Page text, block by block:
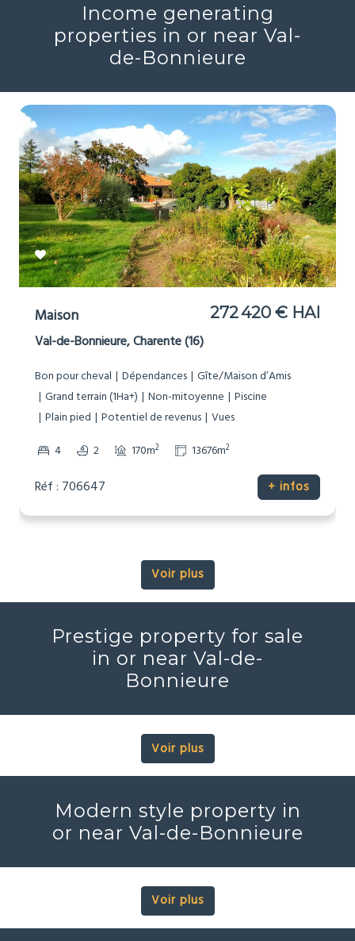
Income generating
properties in or near Val-
de-Bonnieure
Maison 272 420 € HAI
Val-de-Bonnieure, Charente (16)
Bon pour cheval Dépendances Gîte/Maison d’Amis
Grand terrain (1Ha+)
Non-mitoyenne
Piscine
Plain pied
Potentiel de revenus Vues
4
2 170m2 13676m2
Réf : 706647 + infos
Voir plus
Prestige property for sale
in or near Val-de-
Bonnieure
Voir plus
Modern style property in
or near Val-de-Bonnieure
Voir plus